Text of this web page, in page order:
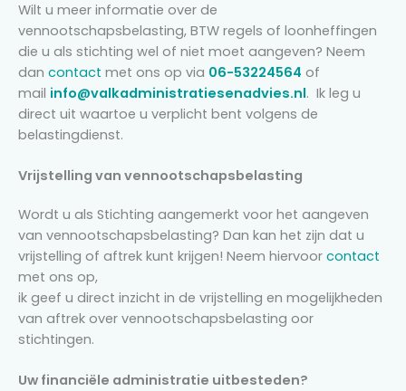
Wilt u meer informatie over de
vennootschapsbelasting, BTW regels of loonheffingen
die u als stichting wel of niet moet aangeven? Neem
dan contact met ons op via 06-53224564 of
mail info@valkadministratiesenadvies.nl. Ik leg u
direct uit waartoe u verplicht bent volgens de
belastingdienst.
Vrijstelling van vennootschapsbelasting
Wordt u als Stichting aangemerkt voor het aangeven
van vennootschapsbelasting? Dan kan het zijn dat u
vrijstelling of aftrek kunt krijgen! Neem hiervoor contact
met ons op,
ik geef u direct inzicht in de vrijstelling en mogelijkheden
van aftrek over vennootschapsbelasting oor
stichtingen.
Uw financiële administratie uitbesteden?